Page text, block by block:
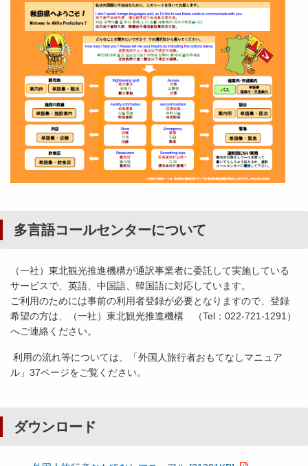
多言語コールセンターについて
（一社）東北観光推進機構が通訳事業者に委託して実施している
サービスで、英語、中国語、韓国語に対応しています。
ご利用のためには事前の利用者登録が必要となりますので、登録
希望の方は、（一社）東北観光推進機構 （Tel：022-721-1291）
へご連絡ください。
利用の流れ等については、「外国人旅行者おもてなしマニュア
ル」37ページをご覧ください。
ダウンロード